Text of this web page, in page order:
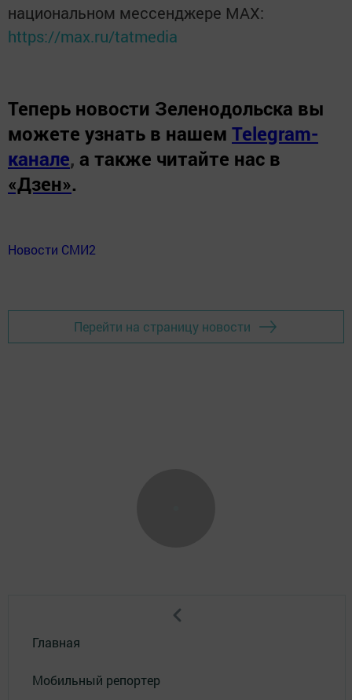
национальном мессенджере MАХ:
https://max.ru/tatmedia
Теперь новости Зеленодольска вы
можете узнать в нашем Telegram-
канале, а также читайте нас в
«Дзен».
Новости СМИ2
Перейти на страницу новости
Главная
Мобильный репортер